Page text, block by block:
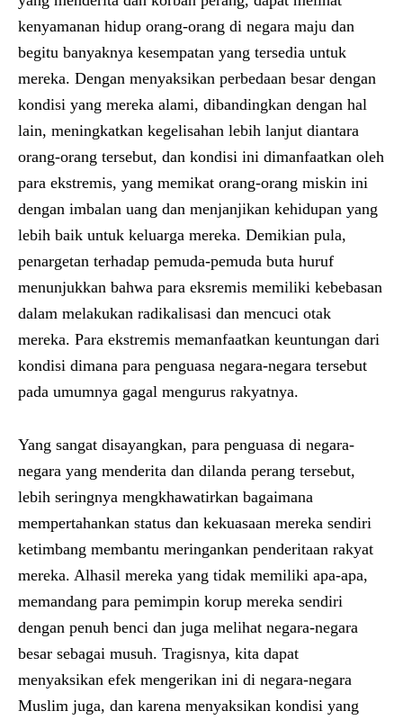
kenyamanan hidup orang-orang di negara maju dan
begitu banyaknya kesempatan yang tersedia untuk
mereka. Dengan menyaksikan perbedaan besar dengan
kondisi yang mereka alami, dibandingkan dengan hal
lain, meningkatkan kegelisahan lebih lanjut diantara
orang-orang tersebut, dan kondisi ini dimanfaatkan oleh
para ekstremis, yang memikat orang-orang miskin ini
dengan imbalan uang dan menjanjikan kehidupan yang
lebih baik untuk keluarga mereka. Demikian pula,
penargetan terhadap pemuda-pemuda buta huruf
menunjukkan bahwa para eksremis memiliki kebebasan
dalam melakukan radikalisasi dan mencuci otak
mereka. Para ekstremis memanfaatkan keuntungan dari
kondisi dimana para penguasa negara-negara tersebut
pada umumnya gagal mengurus rakyatnya.
Yang sangat disayangkan, para penguasa di negara-
negara yang menderita dan dilanda perang tersebut,
lebih seringnya mengkhawatirkan bagaimana
mempertahankan status dan kekuasaan mereka sendiri
ketimbang membantu meringankan penderitaan rakyat
mereka. Alhasil mereka yang tidak memiliki apa-apa,
memandang para pemimpin korup mereka sendiri
dengan penuh benci dan juga melihat negara-negara
besar sebagai musuh. Tragisnya, kita dapat
menyaksikan efek mengerikan ini di negara-negara
Muslim juga, dan karena menyaksikan kondisi yang